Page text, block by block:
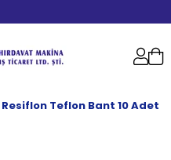
Resiflon Teflon Bant 10 Adet